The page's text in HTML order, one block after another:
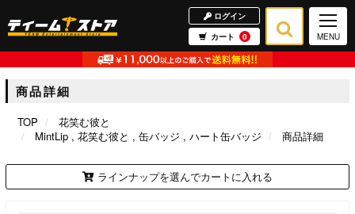
ログイン
カート
0 MENU
商品詳細
TOP
花笑む彼と
MintLip
花笑む彼と 缶バッジ ハート缶バッジ 商品詳細
ラインナップを選んでカートに入れる